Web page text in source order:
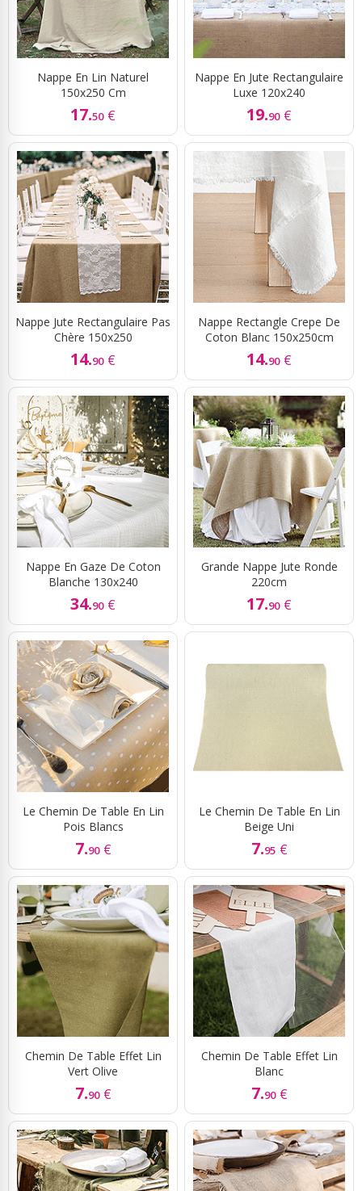
Nappe En Lin Naturel
150x250 Cm
17.50 €
Nappe En Jute Rectangulaire
Luxe 120x240
19.90 €
Nappe Jute Rectangulaire Pas
Chère 150x250
14.90 €
Nappe Rectangle Crepe De
Coton Blanc 150x250cm
14.90 €
Nappe En Gaze De Coton
Blanche 130x240
34.90 €
Grande Nappe Jute Ronde
220cm
17.90 €
Le Chemin De Table En Lin
Pois Blancs
7.90 €
Le Chemin De Table En Lin
Beige Uni
7.95 €
Chemin De Table Effet Lin
Vert Olive
7.90 €
Chemin De Table Effet Lin
Blanc
7.90 €